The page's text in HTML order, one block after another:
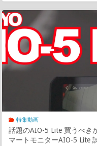
特集動画
話題のAIO-5 Lite 買うべき
マートモニターAIO-5 Lite